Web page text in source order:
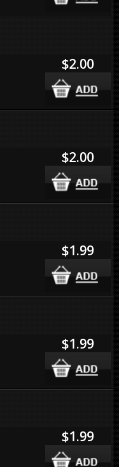
$2.00
$2.00
$1.99
$1.99
$1.99